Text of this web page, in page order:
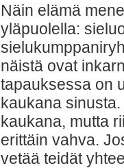
Näin elämä
yläpuolella:
näistä ovat
tapauksessa on
kaukana
kaukana, mutta
erittäin vahva.
vetää teidät